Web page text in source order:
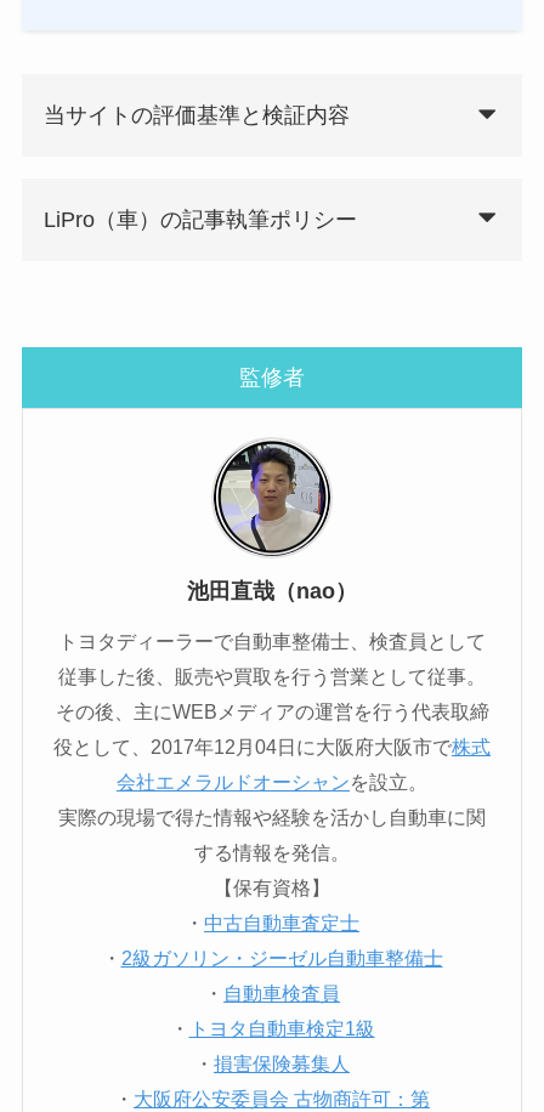
当サイトの評価基準と検証内容
LiPro（車）の記事執筆ポリシー
監修者
池田直哉（nao）
トヨタディーラーで自動車整備士、検査員として
従事した後、販売や買取を行う営業として従事。
その後、主にWEBメディアの運営を行う代表取締
役として、2017年12月04日に大阪府大阪市で株式
会社エメラルドオーシャンを設立。
実際の現場で得た情報や経験を活かし自動車に関
する情報を発信。
【保有資格】
・ 中古自動車査定士
・ 2級ガソリン・ジーゼル自動車整備士
・ 自動車検査員
・
トヨタ自動車検定1級
・ 損害保険募集人
・ 大阪府公安委員会 古物商許可：第